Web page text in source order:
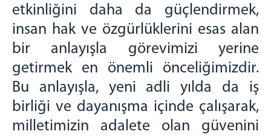
2021 yılı Raporu
2022 yılı Raporu
2023 yılı Raporu
2024 yılı Raporu
2025 yılı Raporu
BAŞSAVCILIK
Cumhuriyet Başsavcısı
etkinliğini daha da güçlendirmek,
insan hak ve özgürlüklerini esas alan
bir anlayışla görevimizi yerine
getirmek en önemli önceliğimizdir.
Bu anlayışla, yeni adli yılda da iş
birliği ve dayanışma içinde çalışarak,
milletimizin adalete olan güvenini